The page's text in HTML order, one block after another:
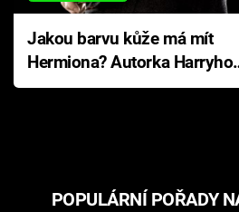
Jakou barvu kůže má mít
Hermiona? Autorka Harryho
Pottera přišla s ráznou
POPULÁRNÍ POŘADY